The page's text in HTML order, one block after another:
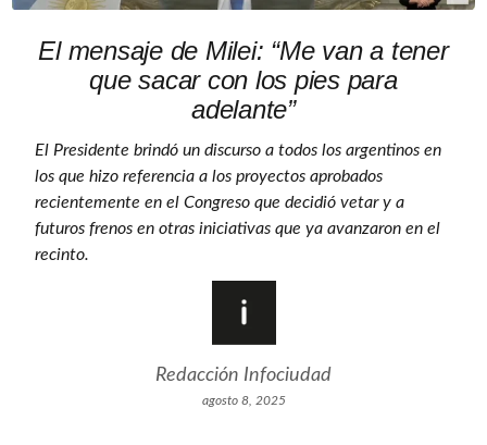
El mensaje de Milei: “Me van a tener
que sacar con los pies para
adelante”
El Presidente brindó un discurso a todos los argentinos en
los que hizo referencia a los proyectos aprobados
recientemente en el Congreso que decidió vetar y a
futuros frenos en otras iniciativas que ya avanzaron en el
recinto.
Redacción Infociudad
agosto 8, 2025